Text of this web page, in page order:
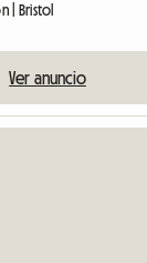
| Bristol
Ver anuncio